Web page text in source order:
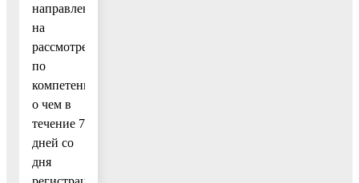
направлению
на
рассмотрение
по
компетенции,
о чем в
течение 7
дней со
дня